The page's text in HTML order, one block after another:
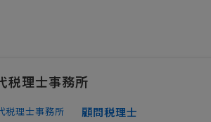
税理士事務所
顧問税理士